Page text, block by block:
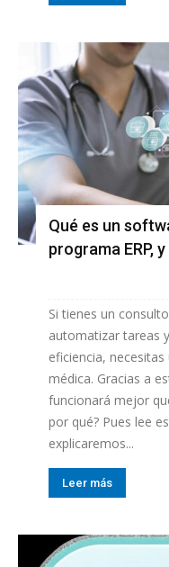
Qué es un
programa ERP,
Si tienes un
automatizar tareas
eficiencia,
médica. Gracias a
funcionará mejor
por qué? Pues lee
explicaremos...
Leer más